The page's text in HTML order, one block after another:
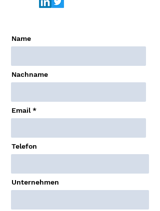
Name
Nachname
Email
Telefon
Unternehmen